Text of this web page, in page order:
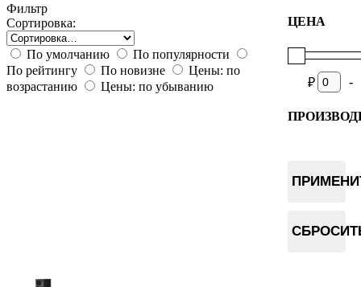
Фильтр
Сортировка:
По умолчанию
По популярности
По рейтингу
По новизне
Цены: по
возрастанию
Цены: по убыванию
ЦЕНА
₽ -